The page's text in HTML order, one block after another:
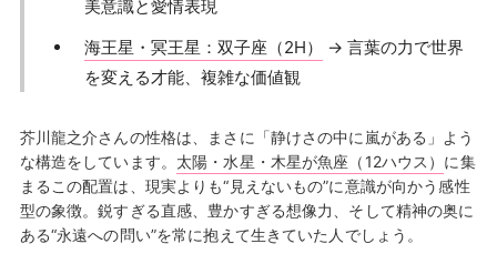
美意識と愛情表現
海王星・冥王星：双子座（2H）
→ 言葉の力で世界
を変える才能、複雑な価値観
芥川龍之介さんの性格は、まさに「静けさの中に嵐がある」よう
な構造をしています。 太陽・水星・木星が魚座（12ハウス） に集
まるこの配置は、現実よりも“見えないもの”に意識が向かう感性
型の象徴。鋭すぎる直感、豊かすぎる想像力、そして精神の奥に
ある“永遠への問い”を常に抱えて生きていた人でしょう。